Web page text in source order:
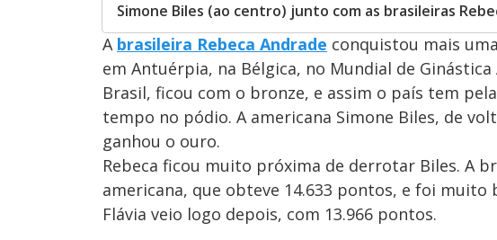
Simone Biles (ao centro) junto com as brasileiras
A brasileira Rebeca Andrade conquistou mais
em Antuérpia, na Bélgica, no Mundial de
Brasil, ficou com o bronze, e assim o país tem
tempo no pódio. A americana Simone Biles, de
ganhou o ouro.
Rebeca ficou muito próxima de derrotar Biles. A
americana, que obteve 14.633 pontos, e foi muito
Flávia veio logo depois, com 13.966 pontos.